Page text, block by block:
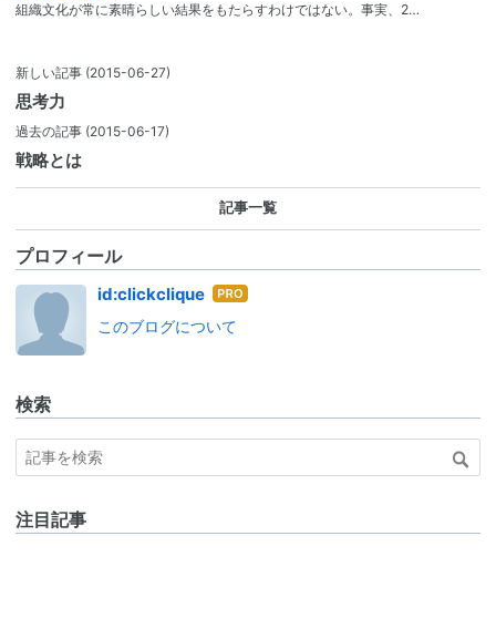
組織文化が常に素晴らしい結果をもたらすわけではない。事実、2…
新しい記事 (2015-06-27)
思考力
過去の記事 (2015-06-17)
戦略とは
記事一覧
プロフィール
id:clickclique はて
ログ
このブログについて
検索
注目記事